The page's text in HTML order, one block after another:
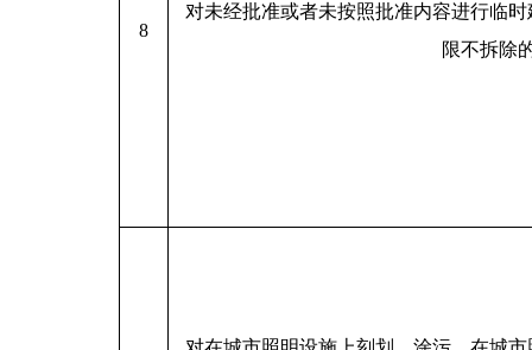
8
对未经批准或者未按照批准内容进行临
限不拆除